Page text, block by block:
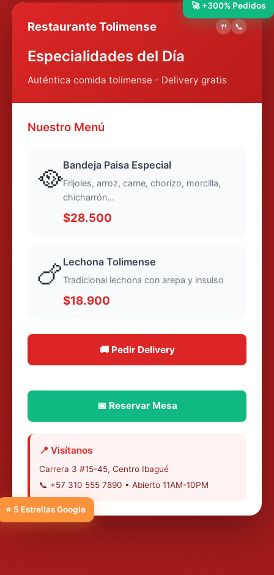
Restaurante Tolimense 🍴 📞
Especialidades del Día
Auténtica comida tolimense - Delivery gratis
Nuestro Menú
🥘Bandeja Paisa Especial
Frijoles, arroz, carne, chorizo, morcilla,
chicharrón...
$28.500
🍗 Lechona Tolimense
Tradicional lechona con arepa y insulso
$18.900
🚚 Pedir Delivery
📅 Reservar Mesa
📍 Visítanos
Carrera 3 #15-45, Centro Ibagué
📞 +57 310 555 7890 • Abierto 11AM-10PM
🚀 +300% Pedidos
⭐ 5 Estrellas Google